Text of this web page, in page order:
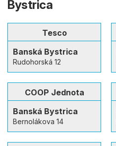
Bystrica
Tesco
Banská Bystrica
Rudohorská 12
COOP Jednota
Banská Bystrica
Bernolákova 14